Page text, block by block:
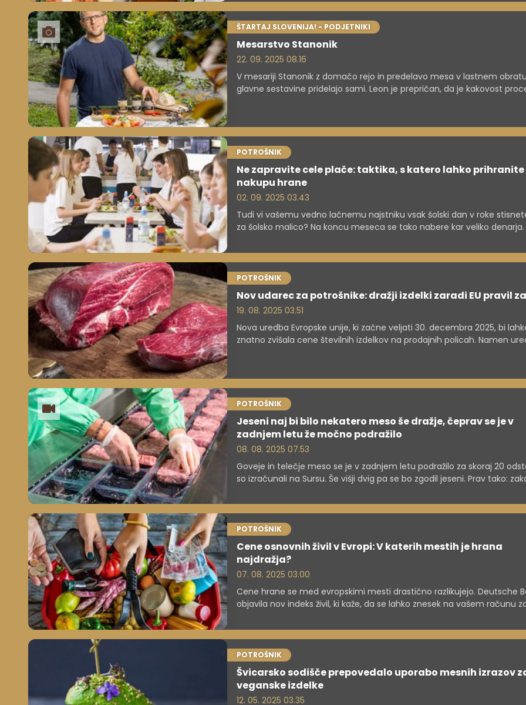
ŠTARTAJ SLOVENIJA! - PODJETNIKI
Mesarstvo Stanonik
22. 09. 2025 08.16
V mesariji Stanonik z domačo rejo in predelavo mesa v lastnem obratu
glavne sestavine pridelajo sami. Leon je prepričan, da je kakovost
slovenskimi čiliji Pipp in pa z okusom poletnega tartufa.
POTROŠNIK
Ne zapravite cele plače: taktika, s katero lahko prihranite
nakupu hrane
02. 09. 2025 03.43
Tudi vi vašemu vedno lačnemu najstniku vsak šolski dan v roke
za šolsko malico? Na koncu meseca se tako nabere kar veliko denarja.
POTROŠNIK
Nov udarec za potrošnike: dražji izdelki zaradi EU pravil
19. 08. 2025 03.51
Nova uredba Evropske unije, ki začne veljati 30. decembra 2025, bi
znatno zvišala cene številnih izdelkov na prodajnih policah. Namen
ogromne stroške in dodatno upravno breme.
POTROŠNIK
Jeseni naj bi bilo nekatero meso še dražje, čeprav se je v
zadnjem letu že močno podražilo
08. 08. 2025 07.53
Goveje in telečje meso se je v zadnjem letu podražilo za skoraj 20
so izračunali na Sursu. Še višji dvig pa se bo zgodil jeseni. Prav tako:
POTROŠNIK
Cene osnovnih živil v Evropi: V katerih mestih je hrana
najdražja?
07. 08. 2025 03.00
Cene hrane se med evropskimi mesti drastično razlikujejo. Deutsche
objavila nov indeks živil, ki kaže, da se lahko znesek na vašem računu
poročilo razkriva, da se cene precej razlikujejo celo znotraj iste države.
POTROŠNIK
Švicarsko sodišče prepovedalo uporabo mesnih izrazov
veganske izdelke
12. 05. 2025 03.35